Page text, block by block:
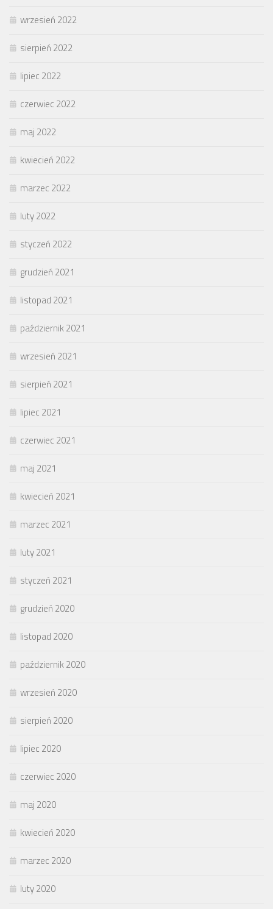
wrzesień 2022
sierpień 2022
lipiec 2022
czerwiec 2022
maj 2022
kwiecień 2022
marzec 2022
luty 2022
styczeń 2022
grudzień 2021
listopad 2021
październik 2021
wrzesień 2021
sierpień 2021
lipiec 2021
czerwiec 2021
maj 2021
kwiecień 2021
marzec 2021
luty 2021
styczeń 2021
grudzień 2020
listopad 2020
październik 2020
wrzesień 2020
sierpień 2020
lipiec 2020
czerwiec 2020
maj 2020
kwiecień 2020
marzec 2020
luty 2020